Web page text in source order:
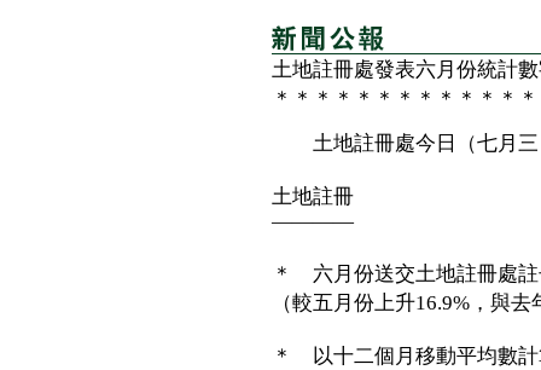
土地註冊處發表六月份統計
＊＊＊＊＊＊＊＊＊＊＊＊
土地註冊處今日（七月三
土地註冊
————
＊ 六月份送交土地註冊處
（較五月份上升16.9%，與
＊ 以十二個月移動平均數